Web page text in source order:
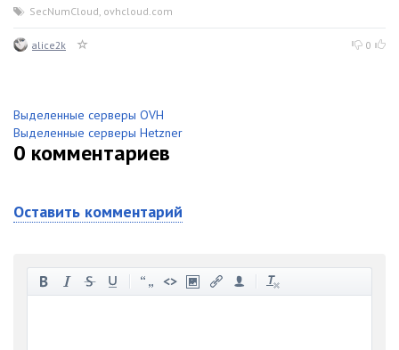
SecNumCloud, ovhcloud.com
alice2k 0
Выделенные серверы OVH
Выделенные серверы Hetzner
0 комментариев
Оставить комментарий